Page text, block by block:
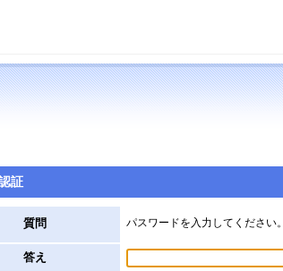
証
質問 パスワードを入力してください。
答え